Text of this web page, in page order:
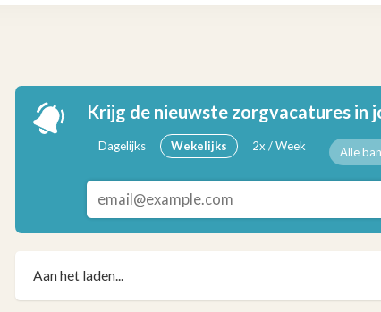
Krijg de nieuwste zorgvacatures in
Dagelijks Wekelijks 2x / Week Alle
Aan het laden...